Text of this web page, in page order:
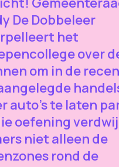
De Dobbeleer
het
over
om in de
auto’s te laten
oefening
niet alleen de
rond de